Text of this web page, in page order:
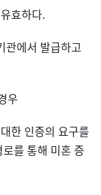
효하다.
관에서 발급하고
우
한 인증의 요구를
를 통해 미혼 증